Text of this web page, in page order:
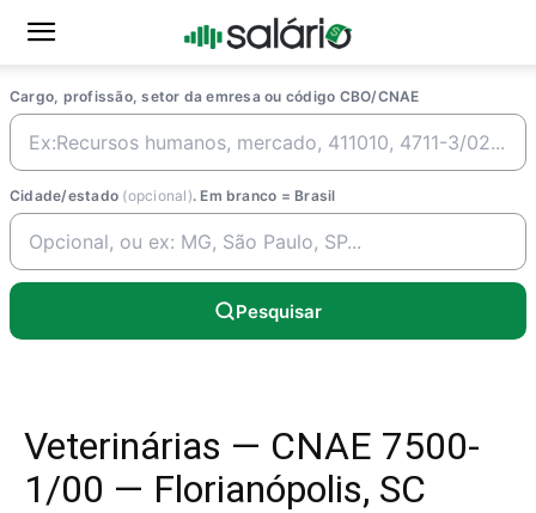
Cargo, profissão, setor da emresa ou código CBO/CNAE
Cidade/estado (opcional). Em branco = Brasil
Pesquisar
Veterinárias — CNAE 7500-
1/00 — Florianópolis, SC